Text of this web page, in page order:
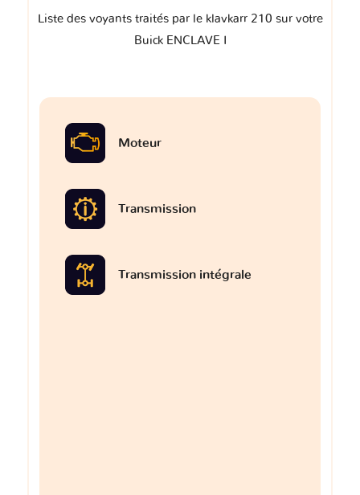
Liste des voyants traités par le klavkarr 210 sur votre
Buick ENCLAVE I
Moteur
Transmission
Transmission intégrale